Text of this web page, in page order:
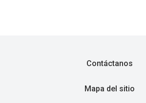
Contáctanos
Mapa del sitio